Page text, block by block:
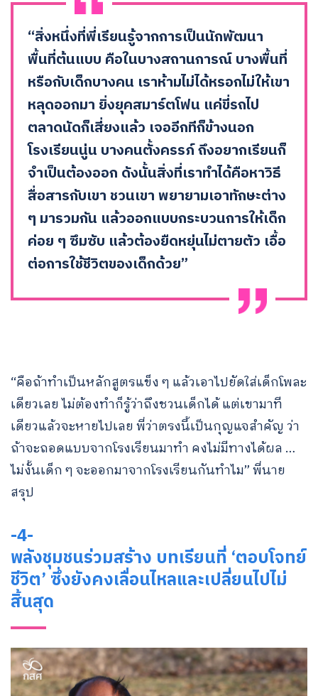
“สิ่งหนึ่งที่พี่เรียนรู้จากการเป็นนักพัฒนา
พื้นที่ต้นแบบ คือในบางสถานการณ์ บางพื้นที่
หรือกับเด็กบางคน เราห้ามไม่ได้หรอกไม่ให้เขา
หลุดออกมา ยิ่งยุคสมาร์ตโฟน แค่ขี่รถไป
ตลาดนัดก็เสี่ยงแล้ว เจออีกทีก็ข้างนอก
โรงเรียนนู่น บางคนตั้งครรภ์ ถึงอยากเรียนก็
จำเป็นต้องออก ดังนั้นสิ่งที่เราทำได้คือหาวิธี
สื่อสารกับเขา ชวนเขา พยายามเอาทักษะต่าง
ๆ มารวมกัน แล้วออกแบบกระบวนการให้เด็ก
ค่อย ๆ ซึมซับ แล้วต้องยืดหยุ่นไม่ตายตัว เอื้อ
ต่อการใช้ชีวิตของเด็กด้วย”
“คือถ้าทำเป็นหลักสูตรแข็ง ๆ แล้วเอาไปยัดใส่เด็กโพละ
เดียวเลย ไม่ต้องทำก็รู้ว่าถึงชวนเด็กได้ แต่เขามาที
เดียวแล้วจะหายไปเลย พี่ว่าตรงนี้เป็นกุญแจสำคัญ ว่า
ถ้าจะถอดแบบจากโรงเรียนมาทำ คงไม่มีทางได้ผล …
ไม่งั้นเด็ก ๆ จะออกมาจากโรงเรียนกันทำไม” พี่นาย
สรุป
-4-
พลังชุมชนร่วมสร้าง บทเรียนที่ ‘ตอบโจทย์
ชีวิต’ ซึ่งยังคงเลื่อนไหลและเปลี่ยนไปไม่
สิ้นสุด